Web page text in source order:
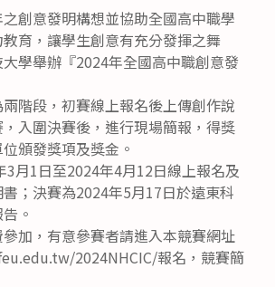
創意發明構想並協助全國高中職學
育，讓學生創意有充分發揮之舞
學舉辦『2024年全國高中職創意發
階段，初賽線上報名後上傳創作說
入圍決賽後，進行現場簡報，得獎
頒發獎項及獎金。
3月1日至2024年4月12日線上報名及
；決賽為2024年5月17日於遠東科
。
加，有意參賽者請進入本競賽網址
2024NHCIC/報名，競賽簡